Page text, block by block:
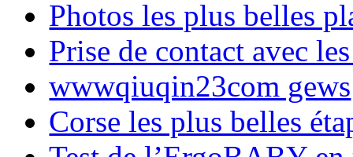
Photos les plus belles
Prise de contact avec
wwwqiuqin23com gews
Corse les plus belles